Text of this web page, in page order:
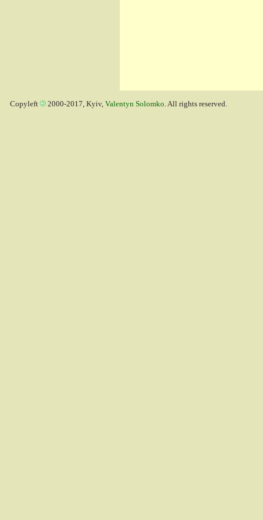
Copyleft 2000-2017, Kyiv, Valentyn Solomko. All rights reserved.